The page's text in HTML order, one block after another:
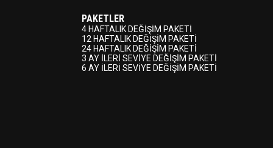
PAKETLER
4 HAFTALIK DEĞİŞİM PAKETİ
12 HAFTALIK DEĞİŞİM PAKETİ
24 HAFTALIK DEĞİŞİM PAKETİ
3 AY İLERİ SEVİYE DEĞİŞİM PAKETİ
6 AY İLERİ SEVİYE DEĞİŞİM PAKETİ